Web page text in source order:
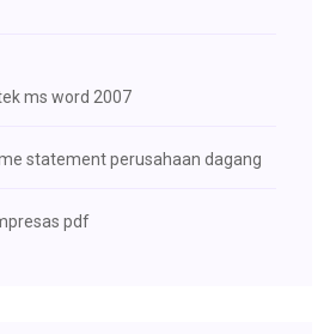
ms word 2007
statement perusahaan dagang
pdf